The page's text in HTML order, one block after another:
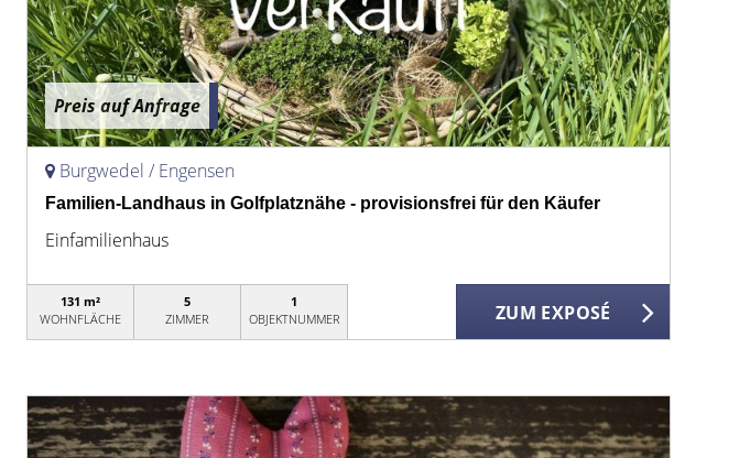
Preis auf Anfrage
Burgwedel / Engensen
Familien-Landhaus in Golfplatznähe - provisionsfrei für den Käufer
Einfamilienhaus
131 m²
WOHNFLÄCHE
5
ZIMMER
1
OBJEKTNUMMER
ZUM EXPOSÉ